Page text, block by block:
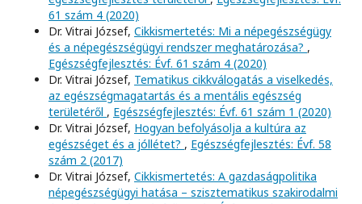
61 szám 4 (2020)
Dr. Vitrai József, Cikkismertetés: Mi a népegészségügy
és a népegészségügyi rendszer meghatározása? ,
Egészségfejlesztés: Évf. 61 szám 4 (2020)
Dr. Vitrai József, Tematikus cikkválogatás a viselkedés,
az egészségmagatartás és a mentális egészség
területéről , Egészségfejlesztés: Évf. 61 szám 1 (2020)
Dr. Vitrai József, Hogyan befolyásolja a kultúra az
egészséget és a jóllétet? , Egészségfejlesztés: Évf. 58
szám 2 (2017)
Dr. Vitrai József, Cikkismertetés: A gazdaságpolitika
népegészségügyi hatása – szisztematikus szakirodalmi